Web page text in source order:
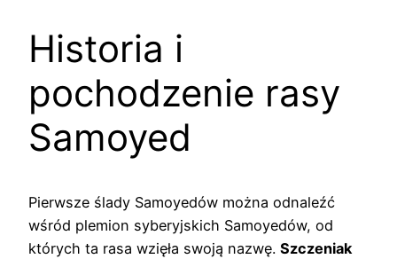
Historia i
pochodzenie rasy
Samoyed
Pierwsze ślady Samoyedów można odnaleźć
wśród plemion syberyjskich Samoyedów, od
których ta rasa wzięła swoją nazwę. Szczeniak